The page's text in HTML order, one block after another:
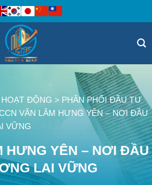
ĐỘNG > PHÂN PHỐI ĐẦU TƯ
VĂN LÂM HƯNG YÊN – NƠI ĐẦU
VỮNG
HƯNG YÊN – NƠI ĐẦU
LAI VỮNG